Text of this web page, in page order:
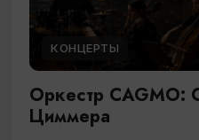
КОНЦЕРТЫ
Оркестр CAGMO:
Циммера